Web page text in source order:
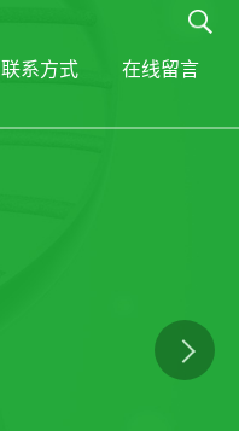
联系方式 在线留言